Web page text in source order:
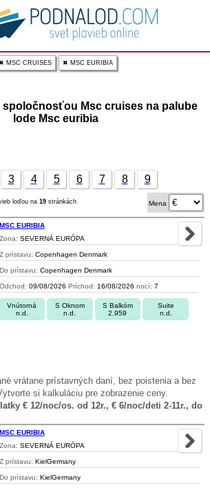
✖ MSC CRUISES ✖ MSC EURIBIA
spoločnosťou Msc cruises na palube
lode Msc euribia
3 4 5 6 7 8 9
loďou na 19 stránkách Mena
MSC EURIBIA
Zona: SEVERNÁ EURÓPA
Z prístavu: Copenhagen Denmark
Do prístavu: Copenhagen Denmark
Odchod: 09/08/2026 Príchod: 16/08/2026 nocí: 7
Vnútorná
n.d.
S Oknom
n.d.
S Balkóm
2.959
Suite
n.d.
vrátane prístavných daní, bez poistenia a bez
si kalkuláciu pre zobrazenie ceny.
€ 12/noc/os. od 12r., € 6/noc/deti 2-11r., do
MSC EURIBIA
Zona: SEVERNÁ EURÓPA
Z prístavu: KielGermany
Do prístavu: KielGermany